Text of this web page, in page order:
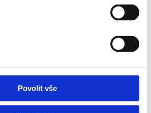
Povolit vše